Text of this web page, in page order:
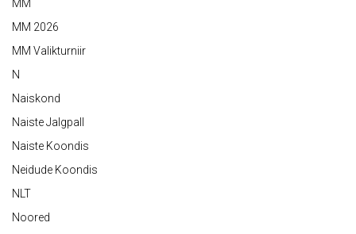
MM
MM 2026
MM Valikturniir
N
Naiskond
Naiste Jalgpall
Naiste Koondis
Neidude Koondis
NLT
Noored